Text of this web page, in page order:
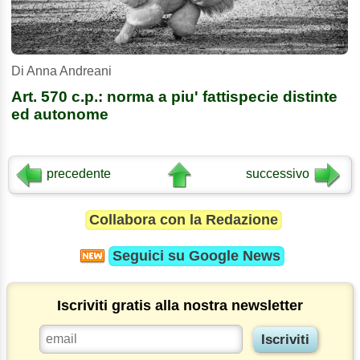
Di Anna Andreani
Art. 570 c.p.: norma a piu' fattispecie distinte
ed autonome
precedente successivo
Collabora con la Redazione
Seguici su Google News
Iscriviti gratis alla nostra newsletter